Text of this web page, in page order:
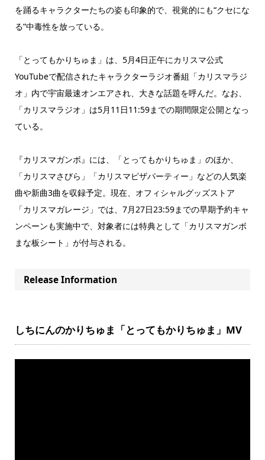
を踊るキャラクターたちの姿も印象的で、視覚的にも“クセにな
る”中毒性を放っている。
「とってもかりちゅま」は、5月4日正午にカリスマ公式
YouTubeで配信されたキャラクターラジオ番組「カリスマラジ
オ」内で宇宙最速オンエアされ、大きな話題を呼んだ。なお、
「カリスマラジオ」は5月11日11:59までの期間限定公開となっ
ている。
『カリスマガンボ』には、「とってもかりちゅま」のほか、
「カリスマさびら」「カリスマピザパーティー」などの人気楽
曲や新曲3曲を収録予定。現在、オフィシャルグッズストア
「カリスマガレージ」では、7月27日23:59までの早期予約キャ
ンペーンも実施中で、対象者には特典として「カリスマガンボ
まな板シート」が付与される。
Release Information
しちにんのかりちゅま「とってもかりちゅま」MV